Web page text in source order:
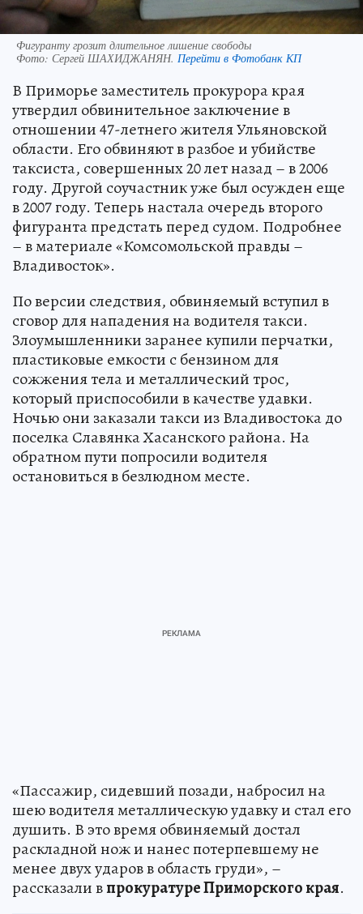
Фигуранту грозит длительное лишение свободы
Фото: Сергей ШАХИДЖАНЯН. Перейти в Фотобанк КП
В Приморье заместитель прокурора края
утвердил обвинительное заключение в
отношении 47-летнего жителя Ульяновской
области. Его обвиняют в разбое и убийстве
таксиста, совершенных 20 лет назад – в 2006
году. Другой соучастник уже был осужден еще
в 2007 году. Теперь настала очередь второго
фигуранта предстать перед судом. Подробнее
– в материале «Комсомольской правды –
Владивосток».
По версии следствия, обвиняемый вступил в
сговор для нападения на водителя такси.
Злоумышленники заранее купили перчатки,
пластиковые емкости с бензином для
сожжения тела и металлический трос,
который приспособили в качестве удавки.
Ночью они заказали такси из Владивостока до
поселка Славянка Хасанского района. На
обратном пути попросили водителя
остановиться в безлюдном месте.
«Пассажир, сидевший позади, набросил на
шею водителя металлическую удавку и стал его
душить. В это время обвиняемый достал
раскладной нож и нанес потерпевшему не
менее двух ударов в область груди», –
рассказали впрокуратуре Приморского края.